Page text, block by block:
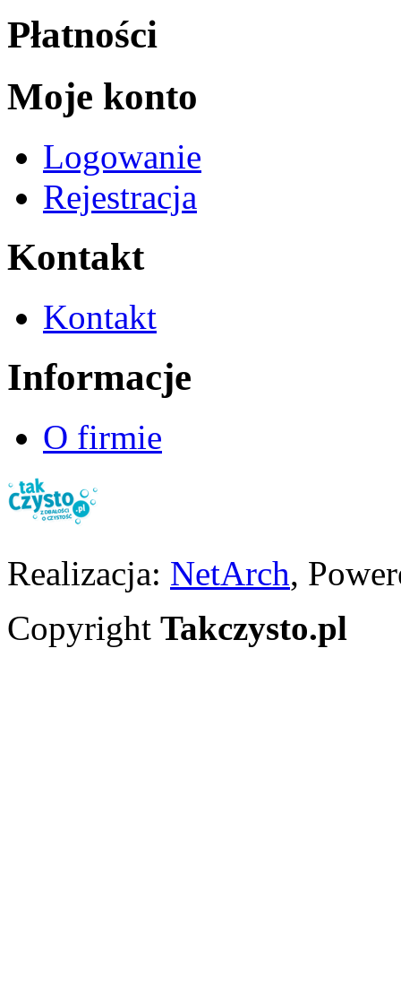
Płatności
Moje konto
Logowanie
Rejestracja
Kontakt
Kontakt
Informacje
O firmie
Realizacja: NetArch,
Copyright Takczysto.pl